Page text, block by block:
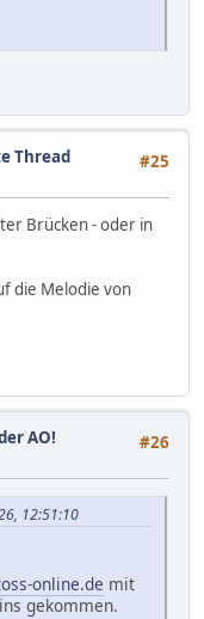
#25
Thread
Brücken - oder in
die Melodie von
#26
AO!
12:51:10
online.de mit
gekommen.